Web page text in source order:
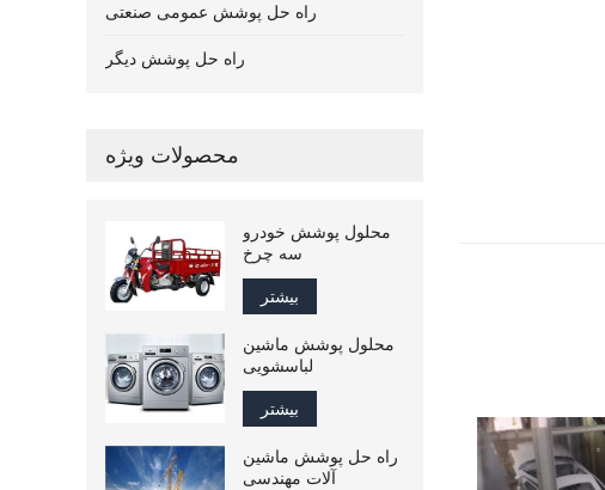
راه حل پوشش عمومی صنعتی
راه حل پوشش دیگر
محصولات ویژه
محلول پوشش خودرو
سه چرخ
بیشتر
محلول پوشش ماشین
لباسشویی
بیشتر
راه حل پوشش ماشین
آلات مهندسی